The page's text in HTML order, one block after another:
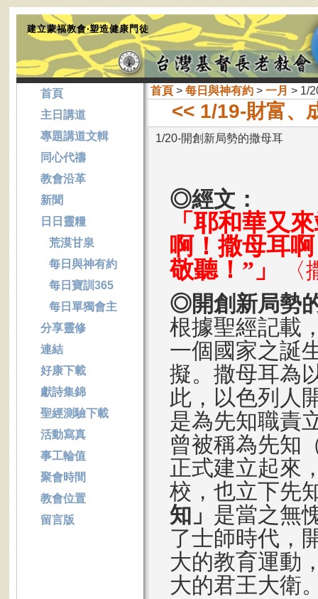
建立蒙福教會‧塑造健康門徒
首頁> 每日與神有約> 一月 > 1/
<< 1/19-財富、
1/20-開創新局勢的撒母耳
◎經文：
「耶和華又
啊！撒母耳
敬聽！”」
〈
◎開創新局勢
根據聖經記載
一個國家之誕
擬。撒母耳為
此，以色列人
是為先知職責
曾被稱為先知
正式建立起來
校，也立下先
知」 是當之無
了士師時代，
大的教育運動
大的君王大衛
首頁
主日講道
專題講道文輯
同心代禱
教會沿革
新聞
日日靈糧
荒漠甘泉
每日與神有約
每日寶訓365
每日單獨會主
分享靈修
連結
好康下載
獻詩集錦
聖經測驗下載
活動寫真
事工輪值
聚會時間
教會位置
留言版